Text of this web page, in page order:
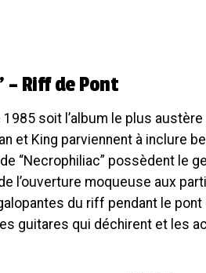
– Riff de Pont
1985 soit l’album le plus
et King parviennent à inclure
“Necrophiliac” possèdent le
l’ouverture moqueuse aux
du riff pendant le
les guitares qui déchirent et les